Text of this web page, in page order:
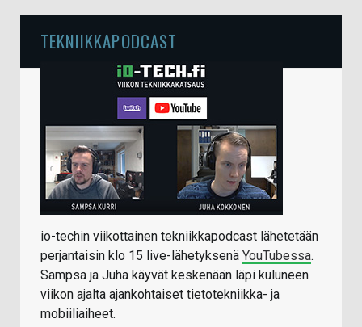
TEKNIIKKAPODCAST
io-techin viikottainen tekniikkapodcast lähetetään
perjantaisin klo 15 live-lähetyksenä YouTubessa.
Sampsa ja Juha käyvät keskenään läpi kuluneen
viikon ajalta ajankohtaiset tietotekniikka- ja
mobiiliaiheet.